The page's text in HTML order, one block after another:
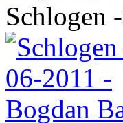
Schlogen